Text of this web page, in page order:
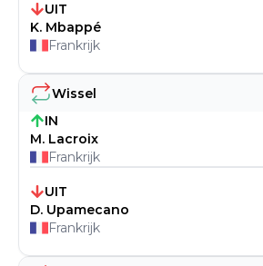
Wissel
IN
M. Lacroix
Frankrijk
UIT
D. Upamecano
Frankrijk
UIT
K. Mbappé
Frankrijk